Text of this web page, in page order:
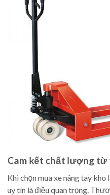
Cam kết chất lượng
Khi chọn mua xe nâng tay
uy tín là điều quan trọng.